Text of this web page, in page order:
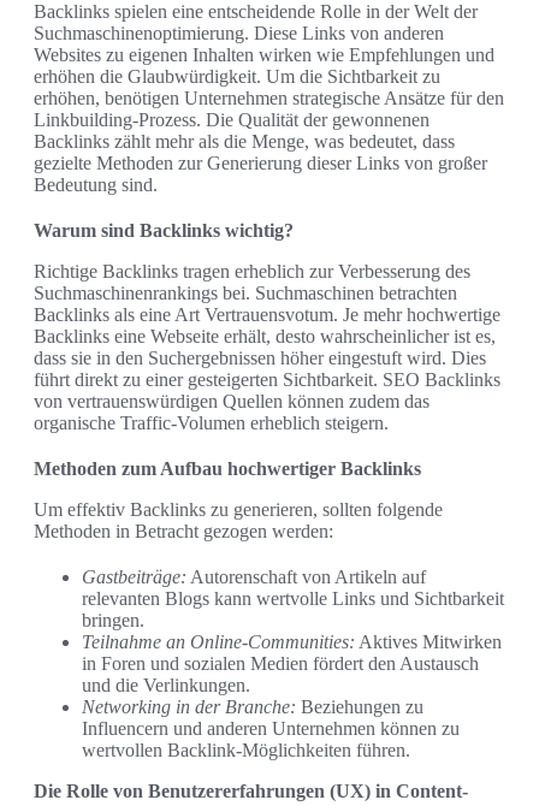
Backlinks spielen eine entscheidende Rolle in der Welt der
Suchmaschinenoptimierung. Diese Links von anderen
Websites zu eigenen Inhalten wirken wie Empfehlungen und
erhöhen die Glaubwürdigkeit. Um die Sichtbarkeit zu
erhöhen, benötigen Unternehmen strategische Ansätze für den
Linkbuilding-Prozess. Die Qualität der gewonnenen
Backlinks zählt mehr als die Menge, was bedeutet, dass
gezielte Methoden zur Generierung dieser Links von großer
Bedeutung sind.
Warum sind Backlinks wichtig?
Richtige Backlinks tragen erheblich zur Verbesserung des
Suchmaschinenrankings bei. Suchmaschinen betrachten
Backlinks als eine Art Vertrauensvotum. Je mehr hochwertige
Backlinks eine Webseite erhält, desto wahrscheinlicher ist es,
dass sie in den Suchergebnissen höher eingestuft wird. Dies
führt direkt zu einer gesteigerten Sichtbarkeit. SEO Backlinks
von vertrauenswürdigen Quellen können zudem das
organische Traffic-Volumen erheblich steigern.
Methoden zum Aufbau hochwertiger Backlinks
Um effektiv Backlinks zu generieren, sollten folgende
Methoden in Betracht gezogen werden:
Gastbeiträge: Autorenschaft von Artikeln auf
relevanten Blogs kann wertvolle Links und Sichtbarkeit
bringen.
Teilnahme an Online-Communities: Aktives Mitwirken
in Foren und sozialen Medien fördert den Austausch
und die Verlinkungen.
Networking in der Branche: Beziehungen zu
Influencern und anderen Unternehmen können zu
wertvollen Backlink-Möglichkeiten führen.
Die Rolle von Benutzererfahrungen (UX) in Content-